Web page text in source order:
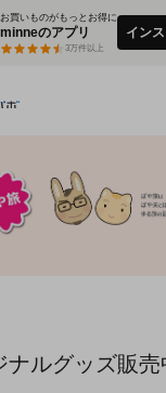
お買いものがもっとお得に
minneのアプリ
3万件以上
イン
ナルグッズ販売